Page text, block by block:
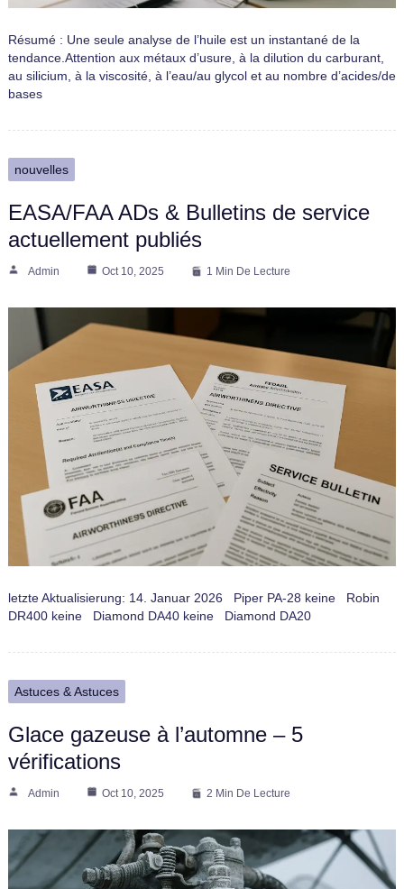
Résumé : Une seule analyse de l’huile est un instantané de la
tendance.Attention aux métaux d’usure, à la dilution du carburant,
au silicium, à la viscosité, à l’eau/au glycol et au nombre d’acides/de
bases
nouvelles
EASA/FAA ADs & Bulletins de service
actuellement publiés
Admin Oct 10, 2025 1 Min De Lecture
letzte Aktualisierung: 14. Januar 2026 Piper PA-28 keine Robin
DR400 keine Diamond DA40 keine Diamond DA20
Astuces & Astuces
Glace gazeuse à l’automne – 5
vérifications
Admin Oct 10, 2025 2 Min De Lecture